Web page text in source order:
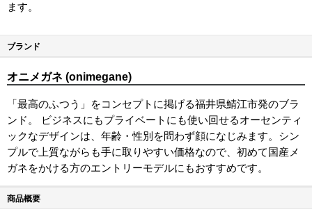
ます。
ブランド
オニメガネ (onimegane)
「最高のふつう」をコンセプトに掲げる福井県鯖江市発のブラ
ンド。 ビジネスにもプライベートにも使い回せるオーセンティ
ックなデザインは、年齢・性別を問わず顔になじみます。シン
プルで上質ながらも手に取りやすい価格なので、初めて国産メ
ガネをかける方のエントリーモデルにもおすすめです。
商品概要